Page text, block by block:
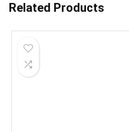
Related Products